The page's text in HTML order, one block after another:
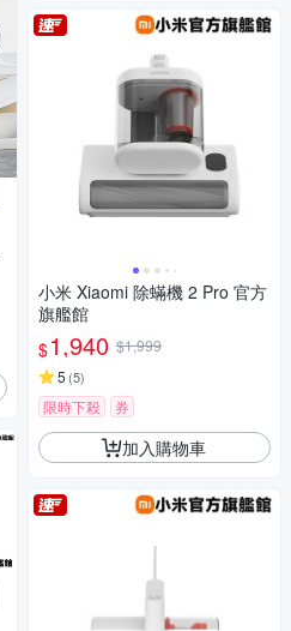
小米 Xiaomi 除蟎機 2 Pro 官方
旗艦館
$1,940 $1,999
5 (5)
限時下殺 券
加入購物車